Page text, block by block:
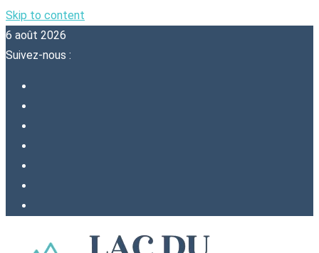
Skip to content
6 août 2026
Suivez-nous :